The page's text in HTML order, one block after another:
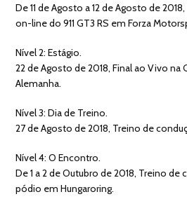
De 11 de Agosto a 12 de Agosto de
on-line do 911 GT3 RS em Forza
Nível 2: Estágio.
22 de Agosto de 2018, Final ao Vivo
Alemanha.
Nível 3: Dia de Treino.
27 de Agosto de 2018, Treino de
Nível 4: O Encontro.
De 1 a 2 de Outubro de 2018, Treino de
pódio em Hungaroring.